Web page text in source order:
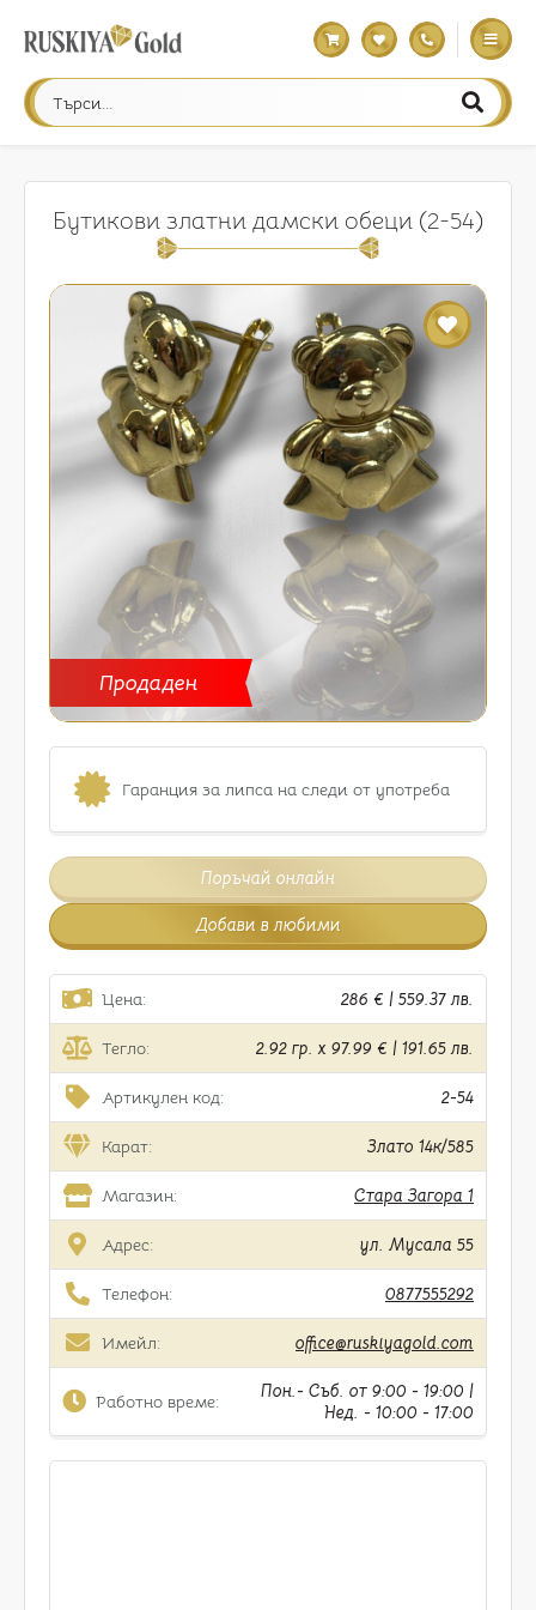
Бутикови златни дамски обеци (2-54)
Продаден
Гаранция за липса на следи от употреба
Поръчай онлайн
Добави в любими
Цена: 286 € | 559.37 лв.
Тегло: 2.92 гр. x 97.99 € | 191.65 лв.
Артикулен код: 2-54
Карат: Злато 14к/585
Магазин: Стара Загора 1
Адрес: ул. Мусала 55
Телефон: 0877555292
Имейл: office@ruskiyagold.com
Работно време:
Пон.- Съб. от 9:00 - 19:00 |
Нед. - 10:00 - 17:00